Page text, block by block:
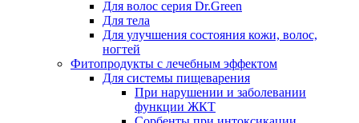
Для волос серия Dr.Green
Для тела
Для улучшения состояния кожи, волос,
ногтей
Фитопродукты с лечебным эффектом
Для системы пищеварения
При нарушении и заболевании
функции ЖКТ